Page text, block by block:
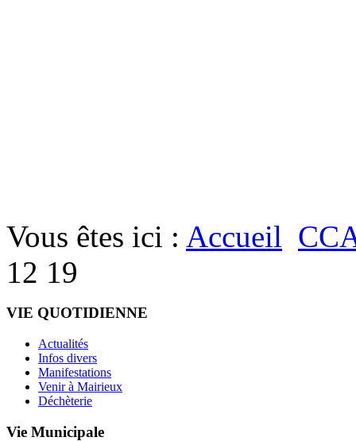
Vous êtes ici : Accueil
12 19
VIE QUOTIDIENNE
Actualités
Infos divers
Manifestations
Venir à Mairieux
Déchèterie
Vie Municipale